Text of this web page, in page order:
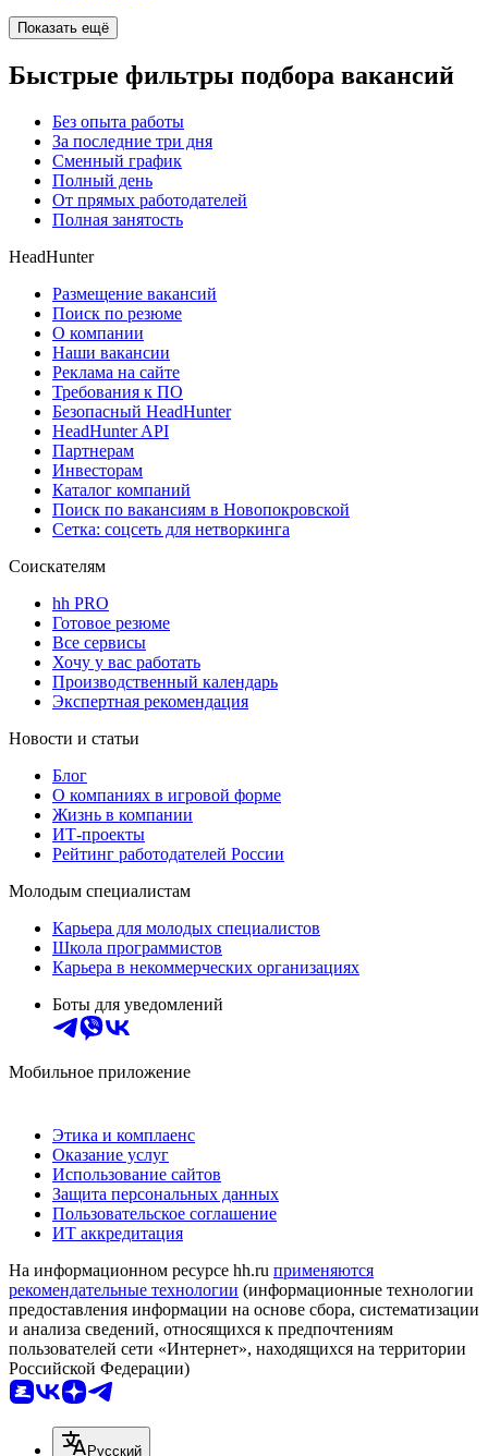
Показать ещё
Быстрые фильтры подбора вакансий
Без опыта работы
За последние три дня
Сменный график
Полный день
От прямых работодателей
Полная занятость
HeadHunter
Размещение вакансий
Поиск по резюме
О компании
Наши вакансии
Реклама на сайте
Требования к ПО
Безопасный HeadHunter
HeadHunter API
Партнерам
Инвесторам
Каталог компаний
Поиск по вакансиям в Новопокровской
Сетка: соцсеть для нетворкинга
Соискателям
hh PRO
Готовое резюме
Все сервисы
Хочу у вас работать
Производственный календарь
Экспертная рекомендация
Новости и статьи
Блог
О компаниях в игровой форме
Жизнь в компании
ИТ-проекты
Рейтинг работодателей России
Молодым специалистам
Карьера для молодых специалистов
Школа программистов
Карьера в некоммерческих организациях
Боты для уведомлений
Мобильное приложение
Этика и комплаенс
Оказание услуг
Использование сайтов
Защита персональных данных
Пользовательское соглашение
ИТ аккредитация
На информационном ресурсе hh.ru применяются
рекомендательные технологии (информационные технологии
предоставления информации на основе сбора, систематизации
и анализа сведений, относящихся к предпочтениям
пользователей сети «Интернет», находящихся на территории
Российской Федерации)
Русский